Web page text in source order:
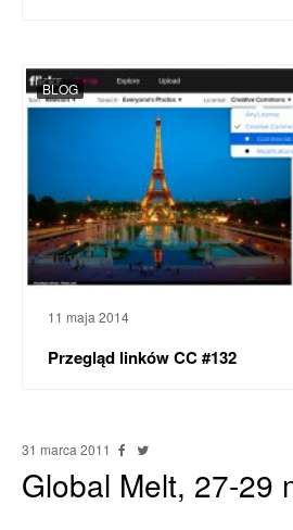
BLOG
11 maja 2014
Przegląd linków CC #132
31 marca 2011
Global Melt, 27-29